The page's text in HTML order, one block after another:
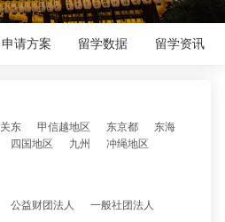
申请方案 留学数据 留学资讯
关东 甲信越地区 东京都
东海
四国地区 九州 冲绳地区
公益财团法人
一般社团法人